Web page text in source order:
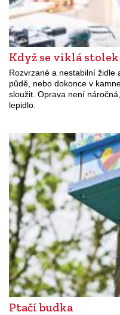
Když se viklá
Rozvrzané a nestabilní židle
půdě, nebo dokonce v
sloužit. Oprava není
lepidlo.
Ptačí budka